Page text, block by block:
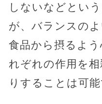
しないなどとい
が、バランスの
食品から摂るよ
れぞれの作用を
りすることは可能